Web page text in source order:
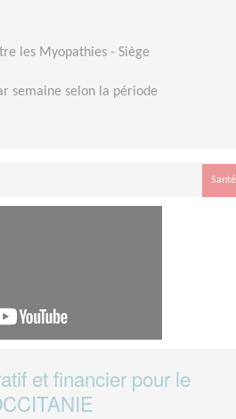
les Myopathies - Siège
semaine selon la période
Santé
et financier pour le